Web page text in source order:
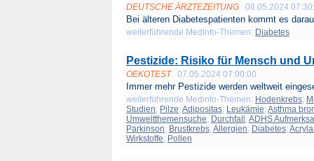
DEUTSCHE ÄRZTEZEITUNG 08.05.2024
Bei älteren Diabetespatienten kommt es
weiterführende Medinfo-Themen: Diabetes
Pestizide: Risiko für Mensch und
OEKOTEST 07.05.2024 07:00:00
Immer mehr Pestizide werden weltweit
weiterführende Medinfo-Themen: Hodenkrebs;
Studien; Pilze; Adipositas; Leukämie; Asthma
Umweltthemensuche; Durchfall ; ADHS
Parkinson; Brustkrebs; Allergien; Diabetes;
Wirkstoffe; Pollen